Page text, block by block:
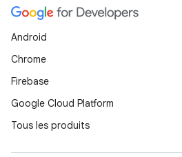
Android
Chrome
Firebase
Google Cloud Platform
Tous les produits